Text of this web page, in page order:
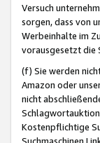
Versuch
sorgen, dass von
Werbeinhalte im
vorausgesetzt die
(f) Sie werden
Amazon oder
nicht
Kostenpflichtige
Suchmaschinen